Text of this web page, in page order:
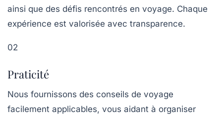
ainsi que des défis rencontrés en voyage. Chaque
expérience est valorisée avec transparence.
02
Praticité
Nous fournissons des conseils de voyage
facilement applicables, vous aidant à organiser